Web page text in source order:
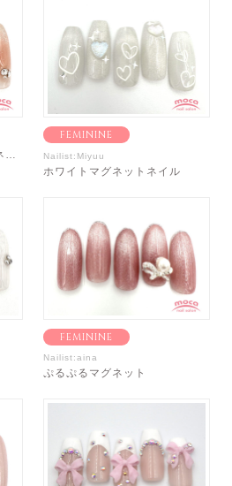
じゅわっと♡愛されチークネイル
FEMININE
Nailist:Miyuu
ホワイトマグネットネイル
FEMININE
Nailist:aina
ぷるぷるマグネット